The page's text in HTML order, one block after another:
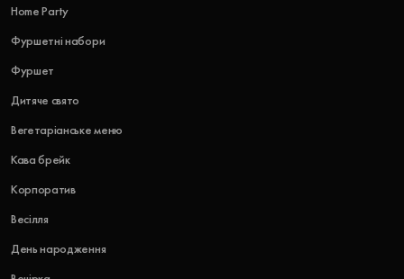
Home Party
Фуршетні набори
Фуршет
Дитяче свято
Вегетаріанське меню
Кава брейк
Корпоратив
Весілля
День народження